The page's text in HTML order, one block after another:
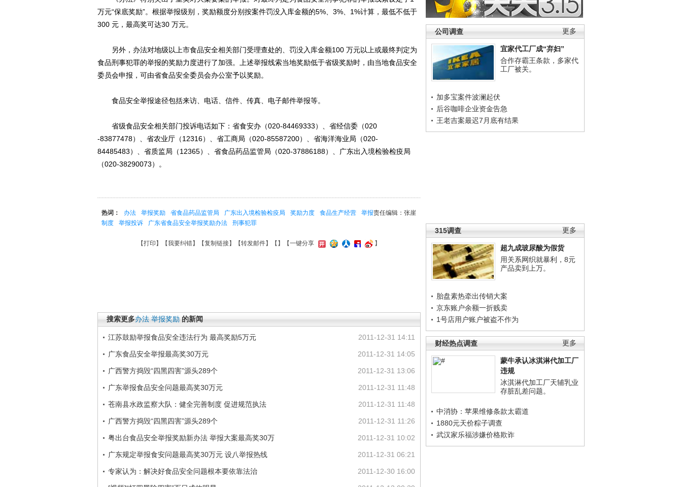
更多
公司调查
宜家代工厂成“弃妇”
合作存霸王条款，多家代
工厂被关。
加多宝案件波澜起伏
后谷咖啡企业资金告急
王老吉案最迟7月底有结果
更多
315调查
超九成玻尿酸为假货
用关系网织就暴利，8元
产品卖到上万。
胎盘素热牵出传销大案
京东账户余额一折贱卖
1号店用户账户被盗不作为
更多
财经热点调查
蒙牛承认冰淇淋代加工厂
违规
冰淇淋代加工厂天辅乳业
存脏乱差问题。
中消协：苹果维修条款太霸道
1880元天价粽子调查
武汉家乐福涉嫌价格欺诈
万元“保底奖励”。根据举报级别，奖励额度分别按案件罚没入库金额的5%、3%、1%计算，最低不低于
300 元，最高奖可达30 万元。
另外，办法对地级以上市食品安全相关部门受理查处的、罚没入库金额100 万元以上或最终判定为
食品刑事犯罪的举报的奖励力度进行了加强。上述举报线索当地奖励低于省级奖励时，由当地食品安全
委员会申报，可由省食品安全委员会办公室予以奖励。
食品安全举报途径包括来访、电话、信件、传真、电子邮件举报等。
省级食品安全相关部门投诉电话如下：省食安办（020-84469333）、省经信委（020
-83877478）、省农业厅（12316）、省工商局（020-85587200）、省海洋海业局（020-
84485483）、省质监局（12365）、省食品药品监管局（020-37886188）、广东出入境检验检疫局
（020-38290073）。
责任编辑：张崖
热词： 办法 举报奖励 省食品药品监管局 广东出入境检验检疫局 奖励力度 食品生产经营
举报
制度
举报投诉 广东省食品安全举报奖励办法 刑事犯罪
【打印 】【我要纠错】【复制链接】【转发邮件】【 】 【一键分享 】
搜索更多办法 举报奖励 的新闻
2011-12-31 14:11
江苏鼓励举报食品安全违法行为 最高奖励5万元
2011-12-31 14:05
广东食品安全举报最高奖30万元
2011-12-31 13:06
广西警方捣毁“四黑四害”源头289个
2011-12-31 11:48
广东举报食品安全问题最高奖30万元
2011-12-31 11:48
苍南县水政监察大队：健全完善制度 促进规范执法
2011-12-31 11:26
广西警方捣毁“四黑四害”源头289个
2011-12-31 10:02
粤出台食品安全举报奖励新办法 举报大案最高奖30万
2011-12-31 06:21
广东规定举报食安问题最高奖30万元 设八举报热线
2011-12-30 16:00
专家认为：解决好食品安全问题根本要依靠法治